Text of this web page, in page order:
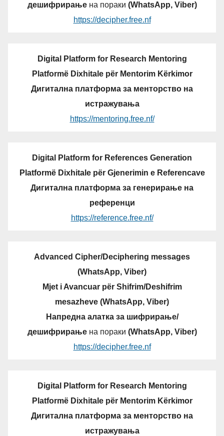
дешифрирањена пораки (WhatsApp, Viber)
https://decipher.free.nf
Digital Platform for Research Mentoring
Platformë Dixhitale për Mentorim Kërkimor
Дигитална платформа за менторство на
истражувања
https://mentoring.free.nf/
Digital Platform for References Generation
Platformë Dixhitale për Gjenerimin e Referencave
Дигитална платформа за генерирање на
референци
https://reference.free.nf/
Advanced Cipher/Deciphering messages
(WhatsApp, Viber)
Mjet i Avancuar për Shifrim/Deshifrim
mesazheve (WhatsApp, Viber)
Напредна алатка за шифрирање/
дешифрирањена пораки (WhatsApp, Viber)
https://decipher.free.nf
Digital Platform for Research Mentoring
Platformë Dixhitale për Mentorim Kërkimor
Дигитална платформа за менторство на
истражувања